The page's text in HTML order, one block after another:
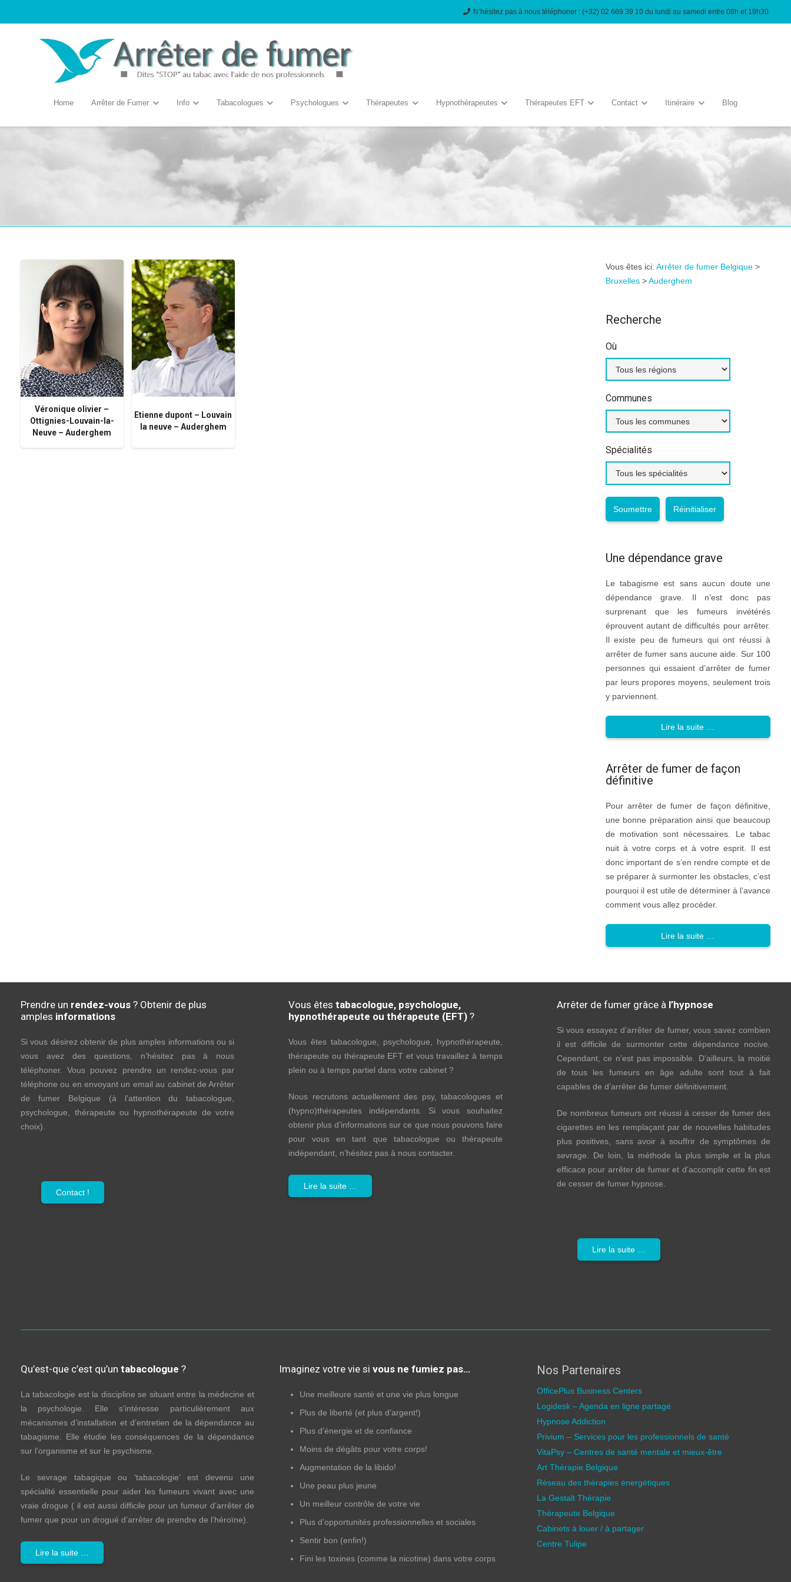
N’hésitez pas à nous téléphoner : (+32) 02 669 39 10 du lundi au samedi entre 08h et 19h30.
Home Arrêter de Fumer Info Tabacologues Psychologues Thérapeutes Hypnothérapeutes Thérapeutes EFT Contact Itinéraire Blog
Véronique olivier –
Ottignies-Louvain-la-
Neuve – Auderghem
Etienne dupont – Louvain
la neuve – Auderghem
Vous êtes ici: Arrêter de fumer Belgique>
Bruxelles>Auderghem
Recherche
Où
Communes
Spécialités
Une dépendance grave
Le tabagisme est sans aucun doute une
dépendance grave. Il n’est donc pas
surprenant que les fumeurs invétérés
éprouvent autant de difficultés pour arrêter.
Il existe peu de fumeurs qui ont réussi à
arrêter de fumer sans aucune aide. Sur 100
personnes qui essaient d’arrêter de fumer
par leurs propores moyens, seulement trois
y parviennent.
Lire la suite …
Arrêter de fumer de façon
définitive
Pour arrêter de fumer de façon définitive,
une bonne préparation ainsi que beaucoup
de motivation sont nécessaires. Le tabac
nuit à votre corps et à votre esprit. Il est
donc important de s’en rendre compte et de
se préparer à surmonter les obstacles, c’est
pourquoi il est utile de déterminer à l’avance
comment vous allez procéder.
Lire la suite …
Prendre un rendez-vous ? Obtenir de plus
amples informations
Si vous désirez obtenir de plus amples informations ou si
vous avez des questions, n’hésitez pas à nous
téléphoner. Vous pouvez prendre un rendez-vous par
téléphone ou en envoyant un email au cabinet de Arrêter
de fumer Belgique (à l’attention du tabacologue,
psychologue, thérapeute ou hypnothérapeute de votre
choix).
Contact !
Vous êtestabacologue, psychologue,
hypnothérapeute ou thérapeute (EFT) ?
Vous êtes tabacologue, psychologue, hypnothérapeute,
thérapeute ou thérapeute EFT et vous travaillez à temps
plein ou à temps partiel dans votre cabinet ?
Nous recrutons actuellement des psy, tabacologues et
(hypno)thérapeutes indépendants. Si vous souhaitez
obtenir plus d’informations sur ce que nous pouvons faire
pour vous en tant que tabacologue ou thérapeute
indépendant, n’hésitez pas à nous contacter.
Lire la suite …
Arrêter de fumer grâce à l’hypnose
Si vous essayez d’arrêter de fumer, vous savez combien
il est difficile de surmonter cette dépendance nocive.
Cependant, ce n’est pas impossible. D’ailleurs, la moitié
de tous les fumeurs en âge adulte sont tout à fait
capables de d’arrêter de fumer définitivement.
De nombreux fumeurs ont réussi à cesser de fumer des
cigarettes en les remplaçant par de nouvelles habitudes
plus positives, sans avoir à souffrir de symptômes de
sevrage. De loin, la méthode la plus simple et la plus
efficace pour arrêter de fumer et d’accomplir cette fin est
de cesser de fumer hypnose.
Lire la suite …
Qu’est-que c’est qu’un tabacologue ?
La tabacologie est la discipline se situant entre la médecine et
la psychologie. Elle s’intéresse particulièrement aux
mécanismes d’installation et d’entretien de la dépendance au
tabagisme. Elle étudie les conséquences de la dépendance
sur l’organisme et sur le psychisme.
Le sevrage tabagique ou ‘tabacologie’ est devenu une
spécialité essentielle pour aider les fumeurs vivant avec une
vraie drogue ( il est aussi difficile pour un fumeur d’arrêter de
fumer que pour un drogué d’arrêter de prendre de l’héroïne).
Lire la suite …
Imaginez votre vie si vous ne fumiez pas…
Une meilleure santé et une vie plus longue
Plus de liberté (et plus d’argent!)
Plus d’énergie et de confiance
Moins de dégâts pour votre corps!
Augmentation de la libido!
Une peau plus jeune
Un meilleur contrôle de votre vie
Plus d’opportunités professionnelles et sociales
Sentir bon (enfin!)
Fini les toxines (comme la nicotine) dans votre corps
Nos Partenaires
OfficePlus Business Centers
Logidesk – Agenda en ligne partagé
Hypnose Addiction
Privium – Services pour les professionnels de santé
VitaPsy – Centres de santé mentale et mieux-être
Art Thérapie Belgique
Réseau des thérapies énergétiques
La Gestalt Thérapie
Thérapeute Belgique
Cabinets à louer / à partager
Centre Tulipe